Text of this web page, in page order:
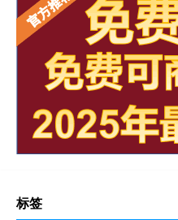
标签